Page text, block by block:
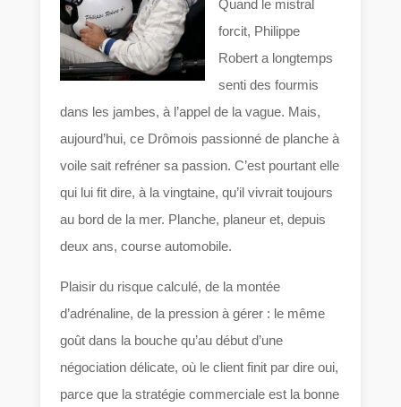
Quand le mistral
forcit, Philippe
Robert a longtemps
senti des fourmis
dans les jambes, à l’appel de la vague. Mais,
aujourd’hui, ce Drômois passionné de planche à
voile sait refréner sa passion. C’est pourtant elle
qui lui fit dire, à la vingtaine, qu’il vivrait toujours
au bord de la mer. Planche, planeur et, depuis
deux ans, course automobile.
Plaisir du risque calculé, de la montée
d’adrénaline, de la pression à gérer : le même
goût dans la bouche qu’au début d’une
négociation délicate, où le client finit par dire oui,
parce que la stratégie commerciale est la bonne